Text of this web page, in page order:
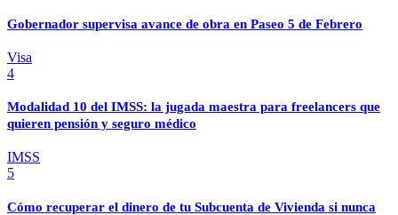
Gobernador supervisa avance de obra en Paseo 5 de Febrero
Visa
4
Modalidad 10 del IMSS: la jugada maestra para freelancers que
quieren pensión y seguro médico
IMSS
5
Cómo recuperar el dinero de tu Subcuenta de Vivienda si nunca